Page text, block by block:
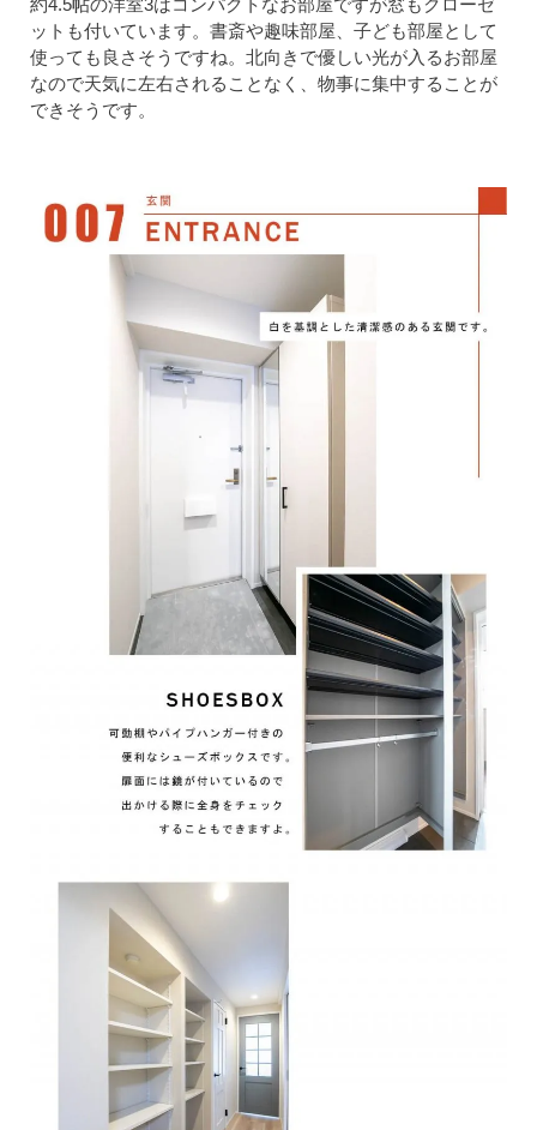
約4.5帖の洋室3はコンパクトなお部屋ですが窓もクローゼ
ットも付いています。書斎や趣味部屋、子ども部屋として
使っても良さそうですね。北向きで優しい光が入るお部屋
なので天気に左右されることなく、物事に集中することが
できそうです。